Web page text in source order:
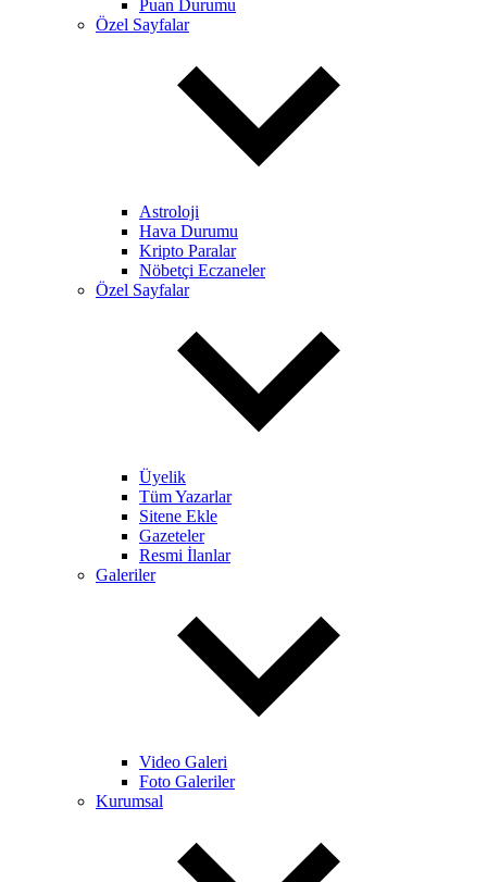
Puan Durumu
Özel Sayfalar
Astroloji
Hava Durumu
Kripto Paralar
Nöbetçi Eczaneler
Özel Sayfalar
Üyelik
Tüm Yazarlar
Sitene Ekle
Gazeteler
Resmi İlanlar
Galeriler
Video Galeri
Foto Galeriler
Kurumsal